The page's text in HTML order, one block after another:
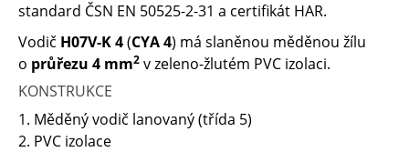
standard ČSN EN 50525-2-31 a certifikát HAR.
Vodič H07V-K 4(CYA 4) má slaněnou měděnou žílu
o průřezu 4 mm2 v zeleno-žlutém PVC izolaci.
KONSTRUKCE
1. Měděný vodič lanovaný (třída 5)
2. PVC izolace